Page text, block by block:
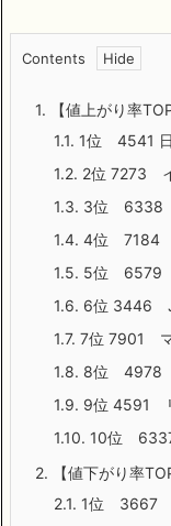
Contents
1. 【値上がり率
1.1. 1位 4541
1.2. 2位 7273
1.3. 3位 6338
1.4. 4位 7184
1.5. 5位 6579
1.6. 6位 3446
1.7. 7位 7901
1.8. 8位 4978
1.9. 9位 4591
1.10. 10位
2. 【値下がり率
2.1. 1位 3667